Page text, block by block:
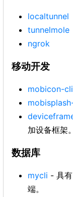
localtunnel
tunnelmole
ngrok
移动开发
mobicon-cli
加设备框架。
数据库
mycli - 具
端。